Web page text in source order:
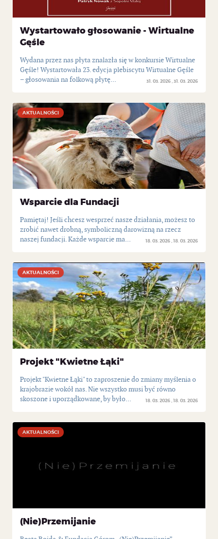
Wystartowało głosowanie - Wirtualne
Gęśle
31. 03. 2026 31. 03. 2026
Wydana przez nas płyta znalazła się w konkursie Wirtualne
Gęśle! Wystartowała 23. edycja plebiscytu Wirtualne Gęśle
– głosowania na folkową płytę...
Wsparcie dla Fundacji
AKTUALNOŚCI
18. 03. 2026 18. 03. 2026
Pamiętaj! Jeśli chcesz wesprzeć nasze działania, możesz to
zrobić nawet drobną, symboliczną darowizną na rzecz
naszej fundacji. Każde wsparcie ma...
AKTUALNOŚCI
Projekt "Kwietne Łąki"
AKTUALNOŚCI
18. 03. 2026 18. 03. 2026
Projekt "Kwietne Łąki" to zaproszenie do zmiany myślenia o
krajobrazie wokół nas. Nie wszystko musi być równo
skoszone i uporządkowane, by było...
AKTUALNOŚCI
(Nie)Przemijanie
AKTUALNOŚCI
AKTUALNOŚCI